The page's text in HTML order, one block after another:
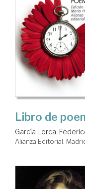
Libro de
García Lorca,
Alianza Editorial.